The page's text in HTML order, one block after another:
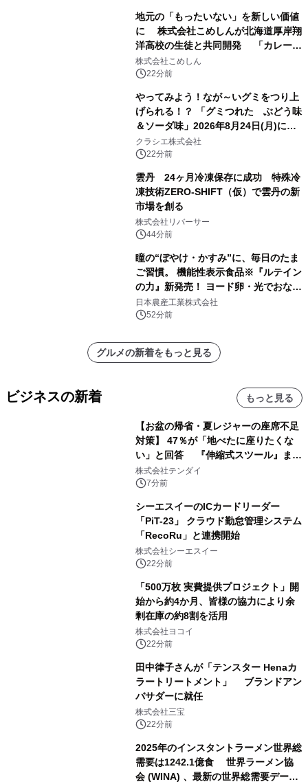
地元の「もったいない」を新しい価値
に 株式会社こめしんが北海道厚岸翔
洋高校の生徒と共同開発 「カレー＆
いかくんおむすび」発売
株式会社こめしん
22分前
やってみよう！なが～いグミをつり上
げられる！？ 「グミつれた ぶどう味
＆ソーダ味」2026年8月24日(月)に登
場！
クラシエ株式会社
22分前
雲丹 24ヶ月冷凍保存に成功 特殊冷
凍技術ZERO-SHIFT（仮）で雲丹の新
市場を創る
株式会社リバーサー
44分前
瞳の“ぼやけ・かすみ”に、毎日のたま
ご習慣。 機能性表示食品※『ルテイン
の力』新発売！ ヨード卵・光でおなじ
みの日本農産工業より8月以降順次発
売
日本農産工業株式会社
52分前
グルメの新着をもっと見る
ビジネスの新着 もっと見る
【お盆の帰省・夏レジャーの座席不足
対策】 47％が「地べたに座りたくな
い」と回答 『伸縮式スツール』まと
め買いキャンペーンを8/6開始
株式会社テンダイ
7分前
シーエスイーのICカードリーダー
「PiT-23」 クラウド勤怠管理システム
「RecoRu」と連携開始
株式会社シーエスイー
22分前
「500万枚 実費提供プロジェクト」開
始から約4か月、皆様の協力により余
剰在庫の約8割を活用
株式会社ヨコイ
22分前
田中律子さんが「テンスター Henaカ
ラートリートメント」 ブランドアン
バサダーに就任
株式会社三宝
22分前
2025年のインスタントラーメン世界総
需要は1242.1億食 世界ラーメン協
会 (WINA) 、最新の世界総需要データ